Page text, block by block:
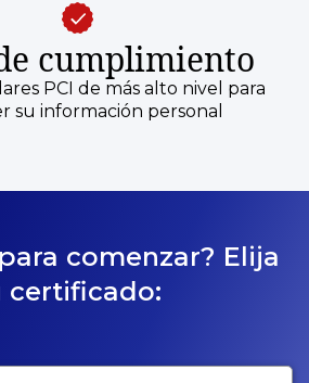
cumplimiento
PCI de más alto nivel para
su información personal
comenzar? Elija
certificado: